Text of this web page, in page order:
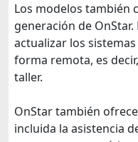
Los modelos también
generación de
actualizar los
forma remota, es
taller.
OnStar también
incluida la asistencia